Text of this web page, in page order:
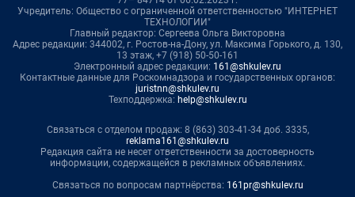
Учредитель: Общество с ограниченной ответственностью "ИНТЕРНЕТ
ТЕХНОЛОГИИ"
Главный редактор: Сергеева Ольга Викторовна
Адрес редакции: 344002, г. Ростов-на-Дону, ул. Максима Горького, д. 130,
13 этаж, +7 (918) 50-50-161
Электронный адрес редакции: 161@shkulev.ru
Контактные данные для Роскомнадзора и государственных органов:
juristnn@shkulev.ru
Техподдержка: help@shkulev.ru
Связаться с отделом продаж: 8 (863) 303-41-34 доб. 3335,
reklama161@shkulev.ru
Редакция сайта не несет ответственности за достоверность
информации, содержащейся в рекламных объявлениях.
Связаться по вопросам партнёрства: 161pr@shkulev.ru